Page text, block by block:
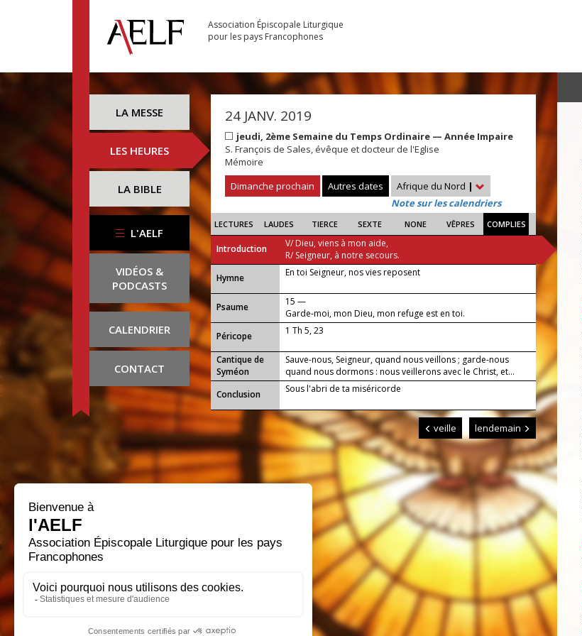
Association Épiscopale Liturgique
pour les pays Francophones
LA MESSE
LES HEURES
LA BIBLE
L'AELF
VIDÉOS &
PODCASTS
CALENDRIER
CONTACT
24 JANV. 2019
jeudi, 2ème Semaine du Temps Ordinaire — Année Impaire
S. François de Sales, évêque et docteur de l'Eglise
Mémoire
Dimanche prochain
Autres dates Afrique du Nord |
Note sur les calendriers
LECTURES LAUDES TIERCE SEXTE NONE VÊPRES COMPLIES
Introduction
V/ Dieu, viens à mon aide,
R/ Seigneur, à notre secours.
...
Hymne En toi Seigneur, nos vies reposent
Psaume
15 —
Garde-moi, mon Dieu, mon refuge est en toi.
Péricope
1 Th 5, 23
Cantique de
Syméon
Sauve-nous, Seigneur, quand nous veillons ; garde-nous
quand nous dormons : nous veillerons avec le Christ, et...
Conclusion
Sous l'abri de ta miséricorde
veille lendemain